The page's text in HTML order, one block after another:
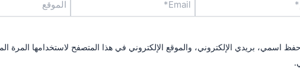
اسمي، بريدي الإلكتروني، والموقع الإلكتروني في هذا المتصفح لاستخدامها المرة